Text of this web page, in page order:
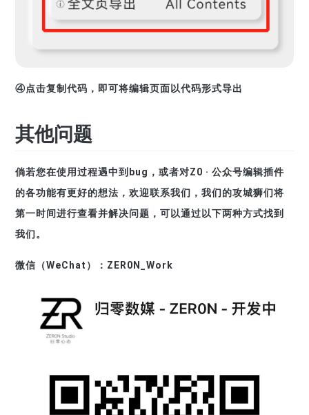
④点击复制代码，即可将编辑页面以代码形式导出
其他问题
倘若您在使用过程遇中到bug，或者对Z0 · 公众号编辑插件
的各功能有更好的想法，欢迎联系我们，我们的攻城狮们将
第一时间进行查看并解决问题，可以通过以下两种方式找到
我们。
微信（WeChat）： ZER0N_Work